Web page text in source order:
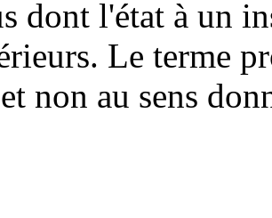
dont l'état à un
Le terme
non au sens